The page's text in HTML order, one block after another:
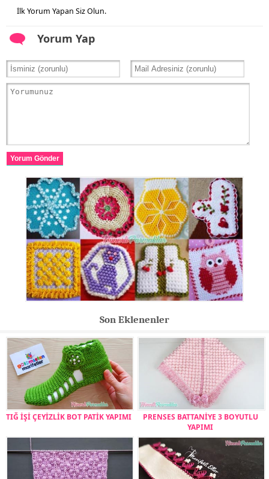
İlk Yorum Yapan Siz Olun.
Yorum Yap
Yorum Gönder
Son Eklenenler
TIĞ İŞİ ÇEYİZLİK BOT PATİK YAPIMI
PRENSES BATTANİYE 3 BOYUTLU
YAPIMI